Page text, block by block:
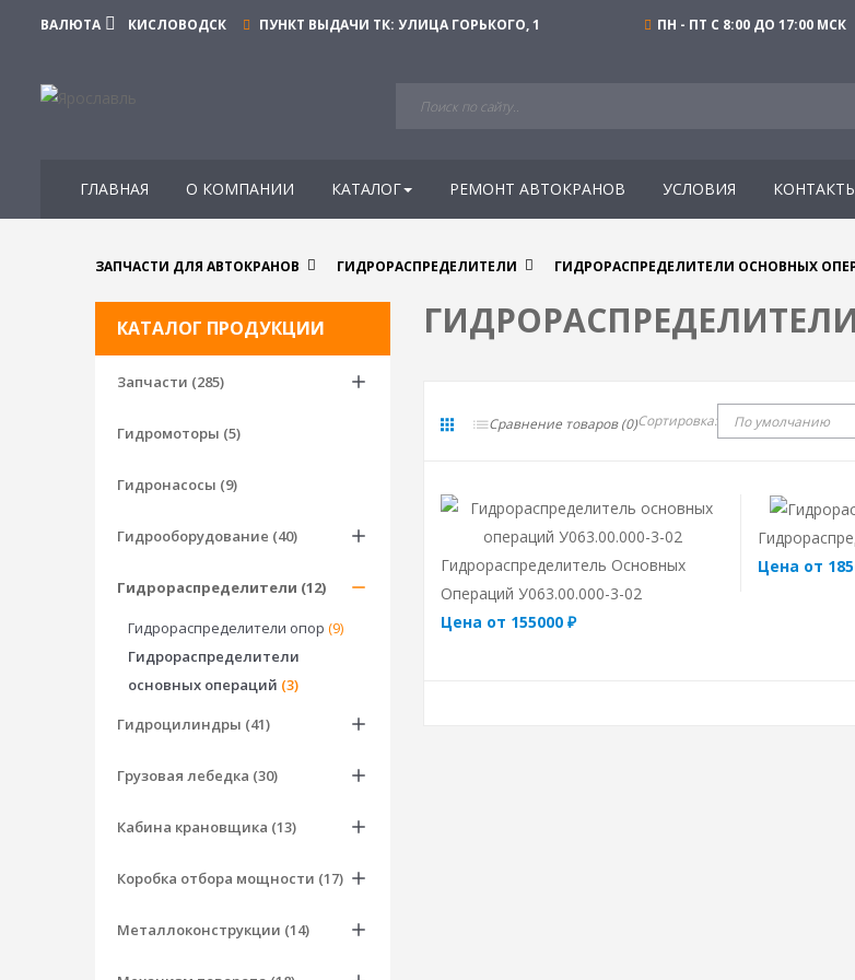
ВАЛЮТА КИСЛОВОДСК ПУНКТ ВЫДАЧИ ТК: УЛИЦА ГОРЬКОГО, 1 ПН - ПТ С 8:00 ДО 17:00 МСК
ГЛАВНАЯ О КОМПАНИИ КАТАЛОГ РЕМОНТ АВТОКРАНОВ УСЛОВИЯ
ЗАПЧАСТИ ДЛЯ АВТОКРАНОВ ГИДРОРАСПРЕДЕЛИТЕЛИ ГИДРОРАСПРЕДЕЛИТЕЛИ ОСНОВНЫХ
КАТАЛОГ ПРОДУКЦИИ
Запчасти (285)
Гидромоторы (5)
Гидронасосы (9)
Гидрооборудование (40)
Гидрораспределители (12)
Гидрораспределители опор (9)
Гидрораспределители
основных операций (3)
Гидроцилиндры (41)
Грузовая лебедка (30)
Кабина крановщика (13)
Коробка отбора мощности (17)
Металлоконструкции (14)
Сравнение товаров (0)Сортировка:
Гидрораспределитель Основных
Операций У063.00.000-3-02
Цена от 155000 ₽
Цена от